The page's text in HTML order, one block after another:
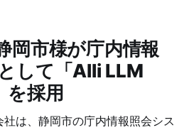
市様が庁内情報
して「Alli LLM
採用
は、静岡市の庁内情報照会シス